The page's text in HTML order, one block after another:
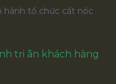
hành tổ chức cất nóc
tri ân khách hàng